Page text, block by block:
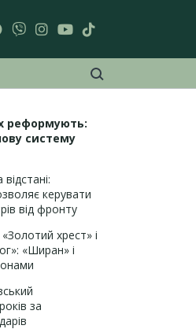
реформують:
систему
керувати
від фронту
хрест» і
«Ширан» і
за